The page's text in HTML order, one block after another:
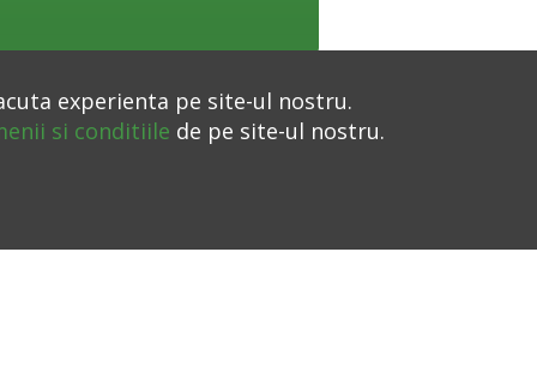
experienta pe site-ul nostru.
si conditiile de pe site-ul nostru.